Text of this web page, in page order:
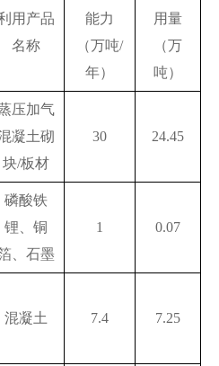
用产品
名称
能力
（万吨/
年）
用量
（万
吨）
压加气
凝土砌
块/板材
30 24.45
磷酸铁
锂、铜
、石墨
1 0.07
混凝土 7.4 7.25